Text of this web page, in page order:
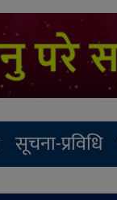
सूचना-प्रविधि